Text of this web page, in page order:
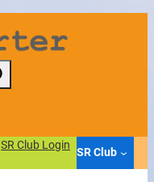
SR Club Login
SR Club